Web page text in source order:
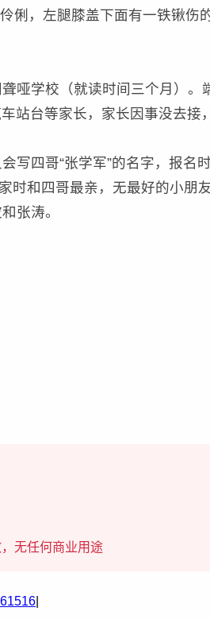
俐，左腿膝盖下面有一铁锹伤
哑学校（就读时间三个月）。
站台等家长，家长因事没去接
四哥“张学军”的名字，报名
时和四哥最亲，无最好的小朋
张涛。
无任何商业用途